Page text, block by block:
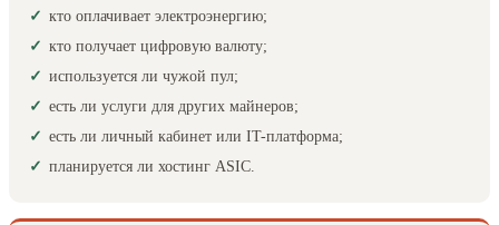
кто оплачивает электроэнергию;
кто получает цифровую валюту;
используется ли чужой пул;
есть ли услуги для других майнеров;
есть ли личный кабинет или IT-платформа;
планируется ли хостинг ASIC.